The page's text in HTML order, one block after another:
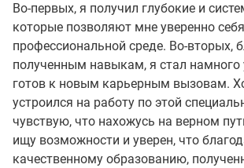
Во-первых, я получил глубокие и
которые позволяют мне уверенно
профессиональной среде. Во-вторых,
полученным навыкам, я стал намного
готов к новым карьерным вызовам.
устроился на работу по этой
чувствую, что нахожусь на верном
ищу возможности и уверен, что
качественному образованию,